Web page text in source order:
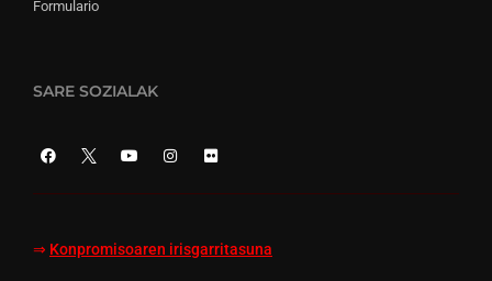
Formulario
SARE SOZIALAK
⇒ Konpromisoaren irisgarritasuna